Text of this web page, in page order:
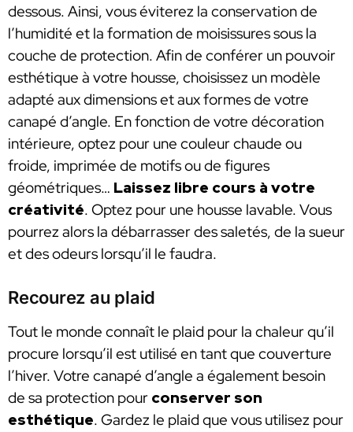
dessous. Ainsi, vous éviterez la conservation de
l’humidité et la formation de moisissures sous la
couche de protection. Afin de conférer un pouvoir
esthétique à votre housse, choisissez un modèle
adapté aux dimensions et aux formes de votre
canapé d’angle. En fonction de votre décoration
intérieure, optez pour une couleur chaude ou
froide, imprimée de motifs ou de figures
géométriques… Laissez libre cours à votre
créativité. Optez pour une housse lavable. Vous
pourrez alors la débarrasser des saletés, de la sueur
et des odeurs lorsqu’il le faudra.
Recourez au plaid
Tout le monde connaît le plaid pour la chaleur qu’il
procure lorsqu’il est utilisé en tant que couverture
l’hiver. Votre canapé d’angle a également besoin
de sa protection pour conserver son
esthétique. Gardez le plaid que vous utilisez pour